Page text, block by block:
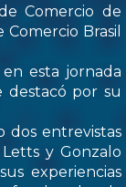
Comercio de
Comercio Brasil
esta jornada
destacó por su
dos entrevistas
y Gonzalo
experiencias